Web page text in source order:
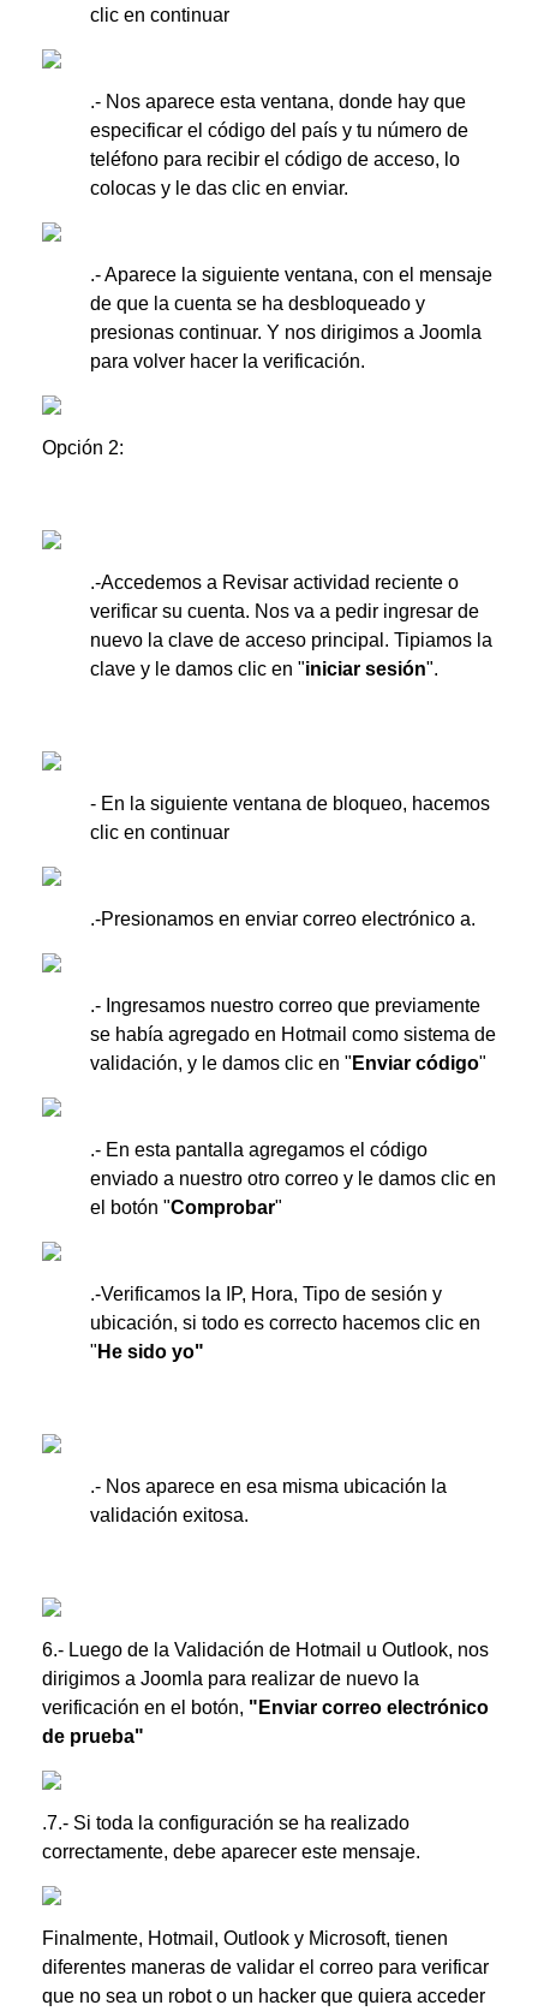
clic en continuar
.- Nos aparece esta ventana, donde hay que
especificar el código del país y tu número de
teléfono para recibir el código de acceso, lo
colocas y le das clic en enviar.
.- Aparece la siguiente ventana, con el mensaje
de que la cuenta se ha desbloqueado y
presionas continuar. Y nos dirigimos a Joomla
para volver hacer la verificación.
Opción 2:
.-Accedemos a Revisar actividad reciente o
verificar su cuenta. Nos va a pedir ingresar de
nuevo la clave de acceso principal. Tipiamos la
clave y le damos clic en "iniciar sesión".
- En la siguiente ventana de bloqueo, hacemos
clic en continuar
.-Presionamos en enviar correo electrónico a.
.- Ingresamos nuestro correo que previamente
se había agregado en Hotmail como sistema de
validación, y le damos clic en " Enviar código"
.- En esta pantalla agregamos el código
enviado a nuestro otro correo y le damos clic en
el botón "Comprobar"
.-Verificamos la IP, Hora, Tipo de sesión y
ubicación, si todo es correcto hacemos clic en
" He sido yo"
.- Nos aparece en esa misma ubicación la
validación exitosa.
6.- Luego de la Validación de Hotmail u Outlook, nos
dirigimos a Joomla para realizar de nuevo la
verificación en el botón, "Enviar correo electrónico
de prueba"
.7.- Si toda la configuración se ha realizado
correctamente, debe aparecer este mensaje.
Finalmente, Hotmail, Outlook y Microsoft, tienen
diferentes maneras de validar el correo para verificar
que no sea un robot o un hacker que quiera acceder